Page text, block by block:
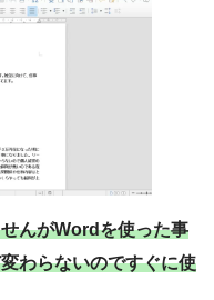
んがWordを使った事
わらないのですぐに使